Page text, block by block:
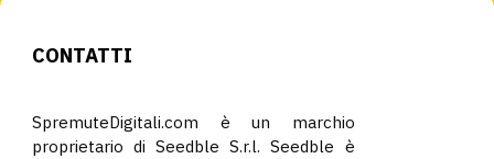
CONTATTI
SpremuteDigitali.com è un marchio
proprietario di Seedble S.r.l. Seedble è